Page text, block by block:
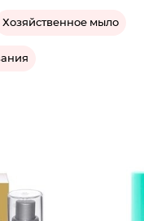
Хозяйственное мыло